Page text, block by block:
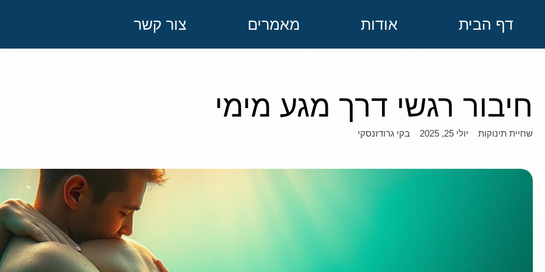
דף הבית אודות מאמרים צור קשר
חיבור רגשי דרך מגע מימי
שחיית תינוקות יולי 25, 2025 בקי גרודזנסקי